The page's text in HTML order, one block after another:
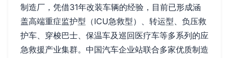
制造厂，凭借31年改装车辆的经验，目前已形成涵
盖高端重症监护型（ICU急救型）、转运型、负压救
护车、穿梭巴士、保温车及巡回医疗车等多系列的应
急救援产业集群。中国汽车企业站联合多家优质制造